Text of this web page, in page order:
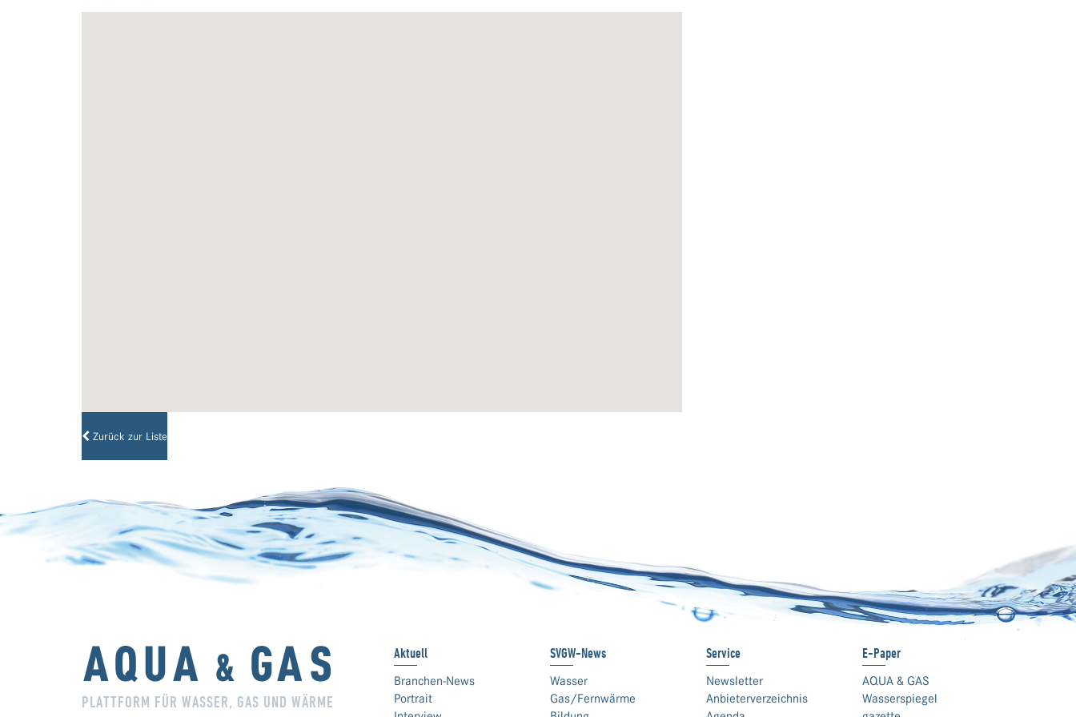
Zurück zur Liste
PLATTFORM FÜR WASSER, GAS UND WÄRME
Aktuell
Branchen-News
Portrait
SVGW-News
Wasser
Gas/Fernwärme
Service
Newsletter
Anbieterverzeichnis
E-Paper
AQUA & GAS
Wasserspiegel